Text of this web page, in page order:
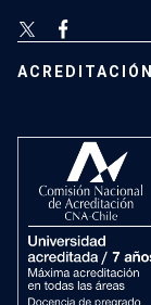
ACREDITACIÓN